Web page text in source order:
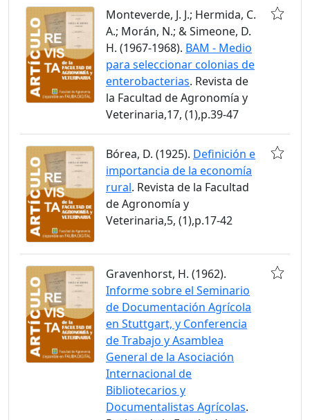
Monteverde, J. J.; Hermida, C.
A.; Morán, N.; & Simeone, D.
H. (1967-1968). BAM - Medio
para seleccionar colonias de
enterobacterias. Revista de
la Facultad de Agronomía y
Veterinaria,17, (1),p.39-47
Bórea, D. (1925). Definición e
importancia de la economía
rural. Revista de la Facultad
de Agronomía y
Veterinaria,5, (1),p.17-42
Gravenhorst, H. (1962).
Informe sobre el Seminario
de Documentación Agrícola
en Stuttgart, y Conferencia
de Trabajo y Asamblea
General de la Asociación
Internacional de
Bibliotecarios y
Documentalistas Agrícolas.